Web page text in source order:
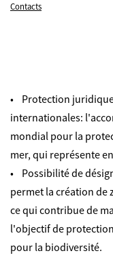
Contacts
• Protection
internationales:
mondial pour la
mer, qui représente
• Possibilité de
permet la création de
ce qui contribue de
l'objectif de
pour la biodiversité.